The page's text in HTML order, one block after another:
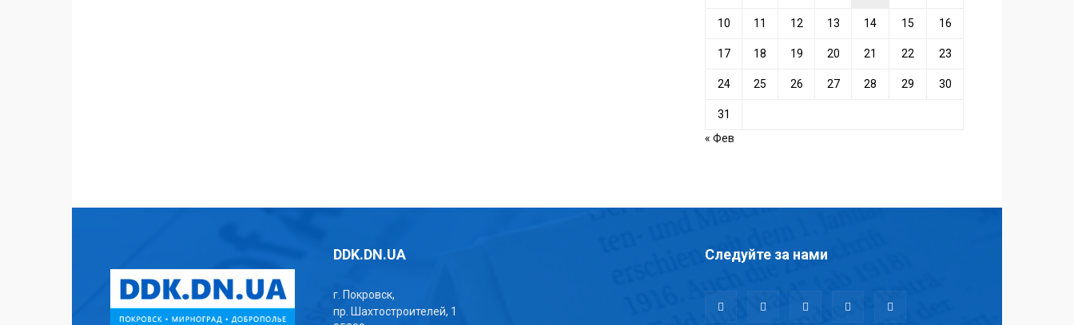
10 11 12 13 14 15 16
17 18 19 20 21 22 23
24 25 26 27 28 29 30
31
« Фев
DDK.DN.UA
г. Покровск,
пр. Шахтостроителей, 1
Следуйте за нами